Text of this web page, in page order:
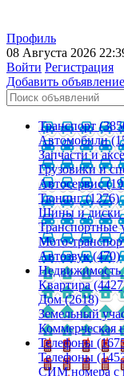
Профиль
08 Августа 2026
Войти Регистрация
Добавить объявление
Транспорт
Автомобили
Запчасти и
Грузовики и
Автосервис
Тюнинг (1276)
Шины и диски
Транспортные
Мото-
Автозвук (470)
Недвижимость
Квартира
Дом (2618)
Земельный
Коммерческая
Телефоны
Телефоны
СИМ номера с